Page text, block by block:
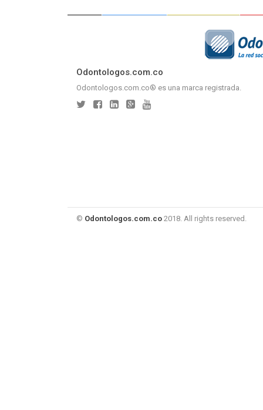
Odontologos.com.co
Odontologos.com.co® es una marca registrada.
© Odontologos.com.co 2018. All rights reserved.